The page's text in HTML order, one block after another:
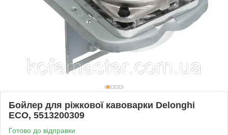
Бойлер для ріжкової кавоварки Delonghi
ECO, 5513200309
Готово до відправки